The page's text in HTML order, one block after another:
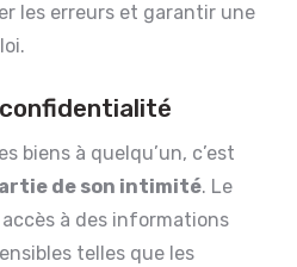
les erreurs et garantir une
confidentialité
biens à quelqu’un, c’est
de son intimité. Le
à des informations
telles que les